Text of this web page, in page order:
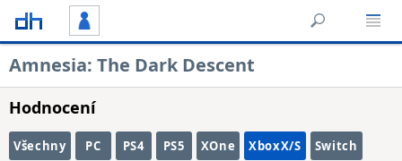
Amnesia: The Dark Descent
Hodnocení
Všechny PC PS4 PS5 XOne XboxX/S Switch